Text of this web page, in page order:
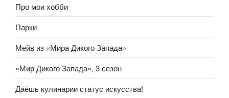
Про мои хобби
Парки
Мейв из «Мира Дикого Запада»
«Мир Дикого Запада», 3 сезон
Даёшь кулинарии статус искусства!